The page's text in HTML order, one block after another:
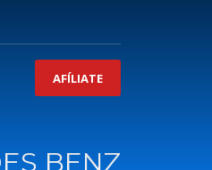
AFÍLIATE
BENZ